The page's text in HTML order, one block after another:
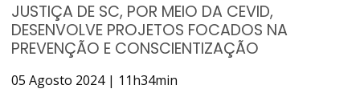
JUSTIÇA DE SC, POR MEIO DA CEVID,
DESENVOLVE PROJETOS FOCADOS NA
PREVENÇÃO E CONSCIENTIZAÇÃO
05 Agosto 2024 | 11h34min